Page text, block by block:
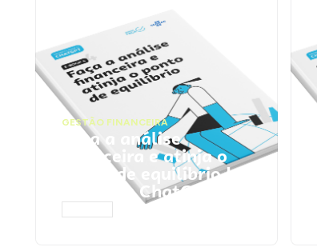
GESTÃO FINANCEIRA
Faça a análise
financeira e atinja o
ponto de equilíbrio |
Prompts ChatGPT